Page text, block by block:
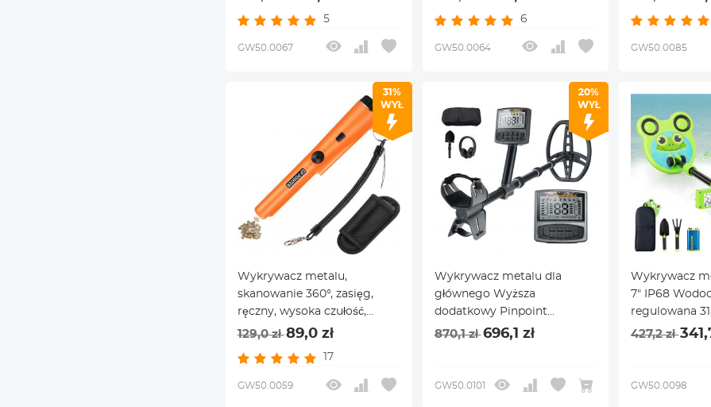
5
GW50.0067
6
GW50.0064 GW50.0085
31%
WYŁ
Wykrywacz metalu,
skanowanie 360°, zasięg,
ręczny, wysoka czułość,
zachowanie dokładnego
wyszukiwania
129,0 zł89,0 zł
17
GW50.0059
20%
WYŁ
Wykrywacz metalu dla
głównego Wyższa
dodatkowy Pinpoint
Wodoodporny
870,1 zł696,1 zł
GW50.0101
Wykrywacz
7" IP68
regulowana
427,2 zł
GW50.0098